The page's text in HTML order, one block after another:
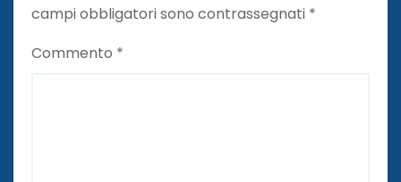
campi obbligatori sono contrassegnati *
Commento *